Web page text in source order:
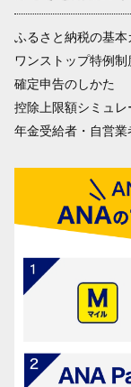
ふるさと納税の基本
ワンストップ特例制
確定申告のしかた
控除上限額シミュレ
年金受給者・自営業